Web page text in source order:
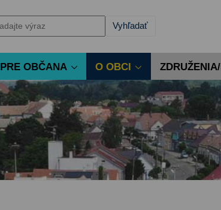
PRE OBČANA O OBCI